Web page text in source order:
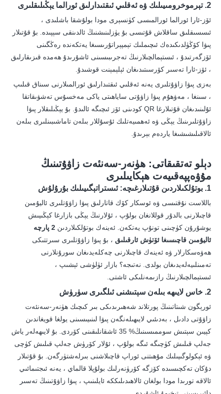
2. تېرموخرومىيىلىك ۋە ئەقلىي ئىقتىدارلىق ئورالما يېڭىلىقلىرى
ئۆز-ئارا ئورالما ئورالمىسى كۈنسېرى مودا بولۇشقا باشلىدى ،
ئىسسىقلىق ساقلاش قۇتىسى بۇ يۈزلىنىشنىڭ ئالدىنقى سېپىدە. بۇ قۇتىلار
پىۋا كۆڭۈلدىكىدەك ئىچىملىك ​​تېمپېراتۇرىسىغا يەتكەندە رەڭگىنى
ئۆزگەرتىدۇ ، ئىستېمالچىلارنىڭ تەجرىبىسىنى ئاشۇرىدۇ ھەمدە قىزىقارلىق
، ئۆز-ئارا تەسىر كۆرسىتىدىغان ئېلېمېنت قوشىدۇ.
بەزى پىۋا زاۋۇتلىرى يەنە ئەقلىي ئىقتىدارلىق ئورالمىلارنى سىناق قىلىپ
، سىنغا ، مەۋھۇم پىۋا زاۋۇتى ساياھىتى ياكى مەخسۇس تەشۋىقاتقا
ئۇلىنىدىغان قۇتىلارغا QR كودىنى ئۆز ئىچىگە ئالىدۇ. بۇ يېڭىلىقلار پىۋا
زاۋۇتلىرىنىڭ يېڭى ۋە ئەھمىيەتلىك ئۇسۇللار بىلەن تاماشىبىنلىرى بىلەن
ئالاقىلىشىشىغا ياردەم بېرىدۇ.
دېلو تەتقىقاتى: ھۈنەر-سەنئەت زاۋۇتىنىڭ
مۇۋەپپەقىيەت ھېكايىلىرى
1. بوتۇلكىلاردىن قۇتىلارغىچە: ئىستراتېگىيىلىك بۇرۇلۇش
باللاست نۇقتىسى ۋە ئوسكار كۆك قاتارلىق پىۋا زاۋۇتلىرى ئاليۇمىن
قاچىلارنى بالدۇر قوللانغان بولۇپ ، ئۇلارنىڭ يېڭى بازارغا كېڭىيىش
يوشۇرۇن كۈچىنى تونۇپ يەتكەن. ئەينەك بوتۇلكىلاردىن
2 پارچە
ئاليۇمىن قاچىسىغا ئۆتۈش ئارقىلىق ، بۇ پىۋا زاۋۇتلىرى سىرتتىكى
ھەۋەسكارلار ۋە ئەينەك قاچىلارنى چەكلەيدىغان سورۇنلارنى
تەمىنلىيەلەيدىغان بولدى. نەتىجە؟ بازار ئۈلۈشى ئېشىپ ،
ئىستېمالچىلارنىڭ رازىمەنلىكى ئاشتى.
2. خاس لايىھە بىلەن سېتىشنى ئىلگىرى سۈرۈش
ئورېگون شىتاتىنىڭ پورتلاند شەھىرىدىكى بىر كىچىك ھۈنەر-سەنئەت
زاۋۇتى دادىل ، بەدىئىي لايىھىلەنگەن پىۋا لىنىيىسىنى يولغا قويغاندىن
كېيىن سېتىش سوممىسىنىڭ% 35 ئاشقانلىقىنى كۆردى. بۇ لايىھەلەر ياش
جەلپ قىلىش كۈچىگە ئىگە بولۇپ ، ئۇلار كۆرۈش جەلپ قىلىش كۈچى
ۋە ئېكولوگىيىلىك مۇھىتنى ئوراپ قاچىلاشنى بىرلەشتۈرگەن. بۇ قۇتىلار
دۇكان تەكچىسىدە كۆزگە كۆرۈنەرلىك بولۇپلا قالماي ، يەنە ئىجتىمائىي
ئالاقە تورىدا مودا بولغان ئالاھىدىلىككە ئايلىنىپ ، پىۋا زاۋۇتىنىڭ تەسىر